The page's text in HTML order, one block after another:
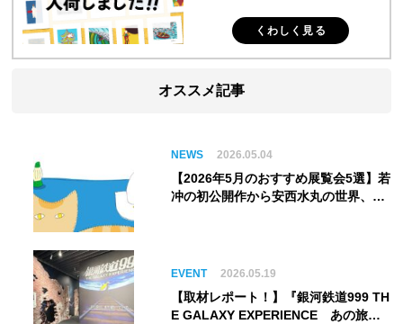
くわしく見る
オススメ記事
NEWS 2026.05.04
【2026年5月のおすすめ展覧会5選】若
冲の初公開作から安西水丸の世界、そ
EVENT 2026.05.19
【取材レポート！】『銀河鉄道999 TH
E GALAXY EXPERIENCE あの旅